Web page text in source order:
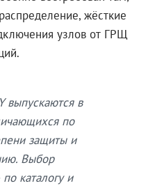
жёсткие
узлов от ГРЩ
выпускаются в
по
защиты и
Выбор
каталогу и